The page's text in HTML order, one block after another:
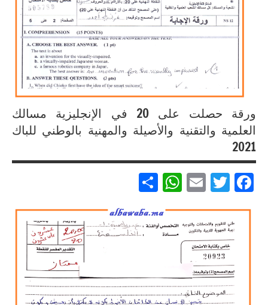
ورقة حصلت على 20 في الإنجليزية مسالك
العلمية والتقنية والأصيلة والمهنية بالوطني للباك
2021
Facebook
Twitter
Email
WhatsApp
إنجازات
متميزة
الامتحان
الموحد